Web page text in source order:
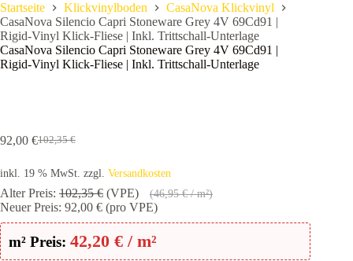
Startseite Klickvinylboden
CasaNova Klickvinyl
CasaNova Silencio Capri Stoneware Grey 4V 69Cd91 |
Rigid-Vinyl Klick-Fliese | Inkl. Trittschall-Unterlage
CasaNova Silencio Capri Stoneware Grey 4V 69Cd91 |
Rigid-Vinyl Klick-Fliese | Inkl. Trittschall-Unterlage
102,35€
Ursprünglicher
war:
102,35 €
92,00 €Aktueller
ist:
92,00 €.
inkl. 19 % MwSt. zzgl. Versandkosten
Alter Preis: 102,35€ (VPE) (46,95€/ m²)
Neuer Preis: 92,00 € (pro VPE)
m² Preis: 42,20 € / m²